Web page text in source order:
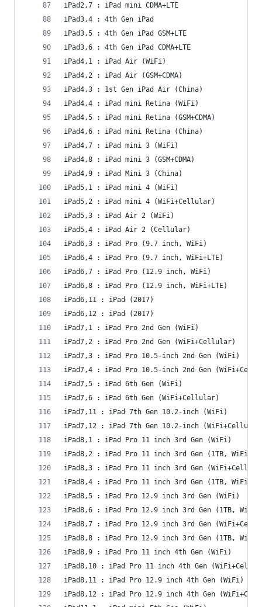
iPad2,7 : iPad mini CDMA+LTE
iPad3,4 : 4th Gen iPad
iPad3,5 : 4th Gen iPad GSM+LTE
iPad3,6 : 4th Gen iPad CDMA+LTE
iPad4,1 : iPad Air (WiFi)
iPad4,2 : iPad Air (GSM+CDMA)
iPad4,3 : 1st Gen iPad Air (China)
iPad4,4 : iPad mini Retina (WiFi)
iPad4,5 : iPad mini Retina (GSM+CDMA)
iPad4,6 : iPad mini Retina (China)
iPad4,7 : iPad mini 3 (WiFi)
iPad4,8 : iPad mini 3 (GSM+CDMA)
iPad4,9 : iPad Mini 3 (China)
iPad5,1 : iPad mini 4 (WiFi)
iPad5,2 : iPad mini 4 (WiFi+Cellular)
iPad5,3 : iPad Air 2 (WiFi)
iPad5,4 : iPad Air 2 (Cellular)
iPad6,3 : iPad Pro (9.7 inch, WiFi)
iPad6,4 : iPad Pro (9.7 inch, WiFi+LTE)
iPad6,7 : iPad Pro (12.9 inch, WiFi)
iPad6,8 : iPad Pro (12.9 inch, WiFi+LTE)
iPad6,11 : iPad (2017)
iPad6,12 : iPad (2017)
iPad7,1 : iPad Pro 2nd Gen (WiFi)
iPad7,2 : iPad Pro 2nd Gen (WiFi+Cellular)
iPad7,3 : iPad Pro 10.5-inch 2nd Gen (WiFi)
iPad7,4 : iPad Pro 10.5-inch 2nd Gen
iPad7,5 : iPad 6th Gen (WiFi)
iPad7,6 : iPad 6th Gen (WiFi+Cellular)
iPad7,11 : iPad 7th Gen 10.2-inch (WiFi)
iPad7,12 : iPad 7th Gen 10.2-inch
iPad8,1 : iPad Pro 11 inch 3rd Gen (WiFi)
iPad8,2 : iPad Pro 11 inch 3rd Gen (1TB, WiFi)
iPad8,3 : iPad Pro 11 inch 3rd Gen
iPad8,4 : iPad Pro 11 inch 3rd Gen (1TB,
iPad8,5 : iPad Pro 12.9 inch 3rd Gen (WiFi)
iPad8,6 : iPad Pro 12.9 inch 3rd Gen (1TB, WiFi)
iPad8,7 : iPad Pro 12.9 inch 3rd Gen
iPad8,8 : iPad Pro 12.9 inch 3rd Gen (1TB,
iPad8,9 : iPad Pro 11 inch 4th Gen (WiFi)
iPad8,10 : iPad Pro 11 inch 4th Gen
iPad8,11 : iPad Pro 12.9 inch 4th Gen (WiFi)
iPad8,12 : iPad Pro 12.9 inch 4th Gen